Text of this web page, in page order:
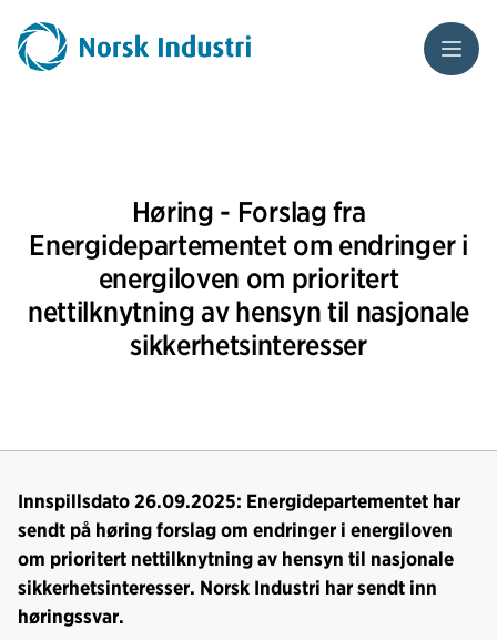
Meny
Høring - Forslag fra
Energidepartementet om endringer i
energiloven om prioritert
nettilknytning av hensyn til nasjonale
sikkerhetsinteresser
Innspillsdato 26.09.2025: Energidepartementet har
sendt på høring forslag om endringer i energiloven
om prioritert nettilknytning av hensyn til nasjonale
sikkerhetsinteresser. Norsk Industri har sendt inn
høringssvar.